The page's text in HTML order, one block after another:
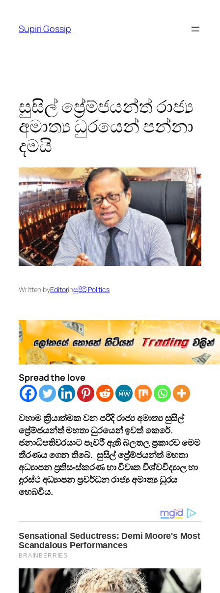
content
Supiri Gossip
සුසිල් ප්‍රේම්ජයන්ත් රාජ්‍ය
අමාත්‍ය ධුරයෙන් පන්නා
දමයි
Written byEditorinසුපිරි Politics
Spread the love
වහාම ක්‍රියාත්මක වන පරිදි රාජ්‍ය අමාත්‍ය සුසිල්
ප්‍රේම්ජයන්ත් මහතා ධුරයෙන් ඉවත් කෙරේ.
ජනාධිපතිවරයාට පැවරී ඇති බලතල ප්‍රකාරව මෙම
තීරණය ගෙන තිබේ. සුසිල් ප්‍රේම්ජයන්ත් මහතා
අධ්‍යාපන ප්‍රතිසංස්කරණ හා විවෘත විශ්වවිද්‍යාල හා
දුරස්ථ අධ්‍යාපන ප්‍රවර්ධන රාජ්‍ය අමාත්‍ය ධුරය
හෙබවීය.